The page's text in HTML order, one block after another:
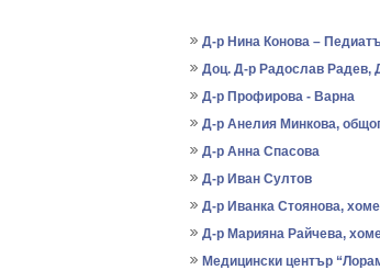
Д-р Нина Конова –
Доц. Д-р Радослав Радев,
Д-р Профирова - Варна
Д-р Анелия Минкова,
Д-р Анна Спасова
Д-р Иван Султов
Д-р Иванка Стоянова,
Д-р Марияна Райчева,
Медицински център